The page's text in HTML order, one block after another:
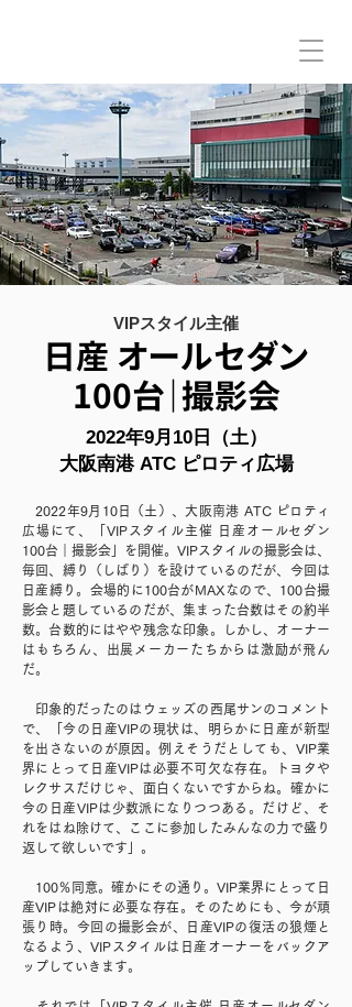
VIPスタイル主催
日産 オールセダン
100台｜撮影会
2022年9月10日（土）
大阪南港 ATC ピロティ広場
2022年9月10日（土）、大阪南港 ATC ピロティ
広場にて、「VIPスタイル主催 日産オールセダン
100台｜撮影会」を開催。VIPスタイルの撮影会は、
毎回、縛り（しばり）を設けているのだが、今回は
日産縛り。会場的に100台がMAXなので、100台撮
影会と題しているのだが、集まった台数はその約半
数。台数的にはやや残念な印象。しかし、オーナー
はもちろん、出展メーカーたちからは激励が飛ん
だ。
印象的だったのはウェッズの西尾サンのコメント
で、「今の日産VIPの現状は、明らかに日産が新型
を出さないのが原因。例えそうだとしても、VIP業
界にとって日産VIPは必要不可欠な存在。トヨタや
レクサスだけじゃ、面白くないですからね。確かに
今の日産VIPは少数派になりつつある。だけど、そ
れをはね除けて、ここに参加したみんなの力で盛り
返して欲しいです」。
100％同意。確かにその通り。VIP業界にとって日
産VIPは絶対に必要な存在。そのためにも、今が頑
張り時。今回の撮影会が、日産VIPの復活の狼煙と
なるよう、VIPスタイルは日産オーナーをバックア
ップしていきます。